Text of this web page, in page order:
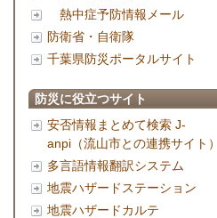
熱中症予防情報メール
防衛省・自衛隊
千葉県防災ポータルサイト
防災に役立つサイト
安否情報まとめて検索 J-
anpi（流山市との連携サイト）
多言語情報翻訳システム
地震ハザードステーション
地震ハザードカルテ